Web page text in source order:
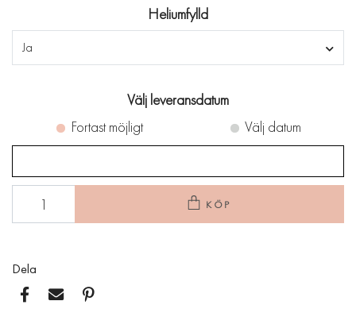
Heliumfylld
Ja
Välj leveransdatum
Fortast möjligt
Välj datum
KÖP
Dela